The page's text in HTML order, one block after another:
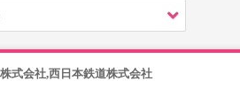
式会社,西日本鉄道株式会社